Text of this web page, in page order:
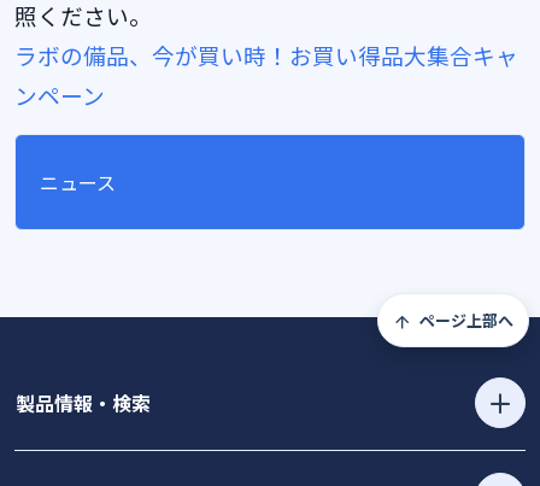
照ください。
ラボの備品、今が買い時！お買い得品大集合キャ
ンペーン
ニュース
ページ上部へ
製品情報・検索